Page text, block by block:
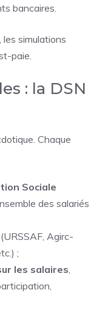
bancaires.
, les simulations
paie.
: la DSN
Chaque
Sociale
des salariés
(URSSAF, Agirc-
;
les salaires,